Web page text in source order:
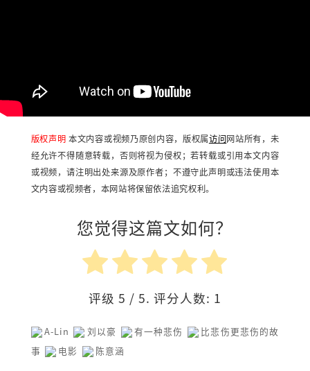
版权声明 本文内容或视频乃原创内容，版权属访问网站所有，未
经允许不得随意转载，否则将视为侵权；若转载或引用本文内容
或视频，请注明出处来源及原作者；不遵守此声明或违法使用本
文内容或视频者，本网站将保留依法追究权利。
您觉得这篇文如何？
评级 5 / 5. 评分人数: 1
A-Lin 刘以豪 有一种悲伤
比悲伤更悲伤的故
事
电影 陈意涵